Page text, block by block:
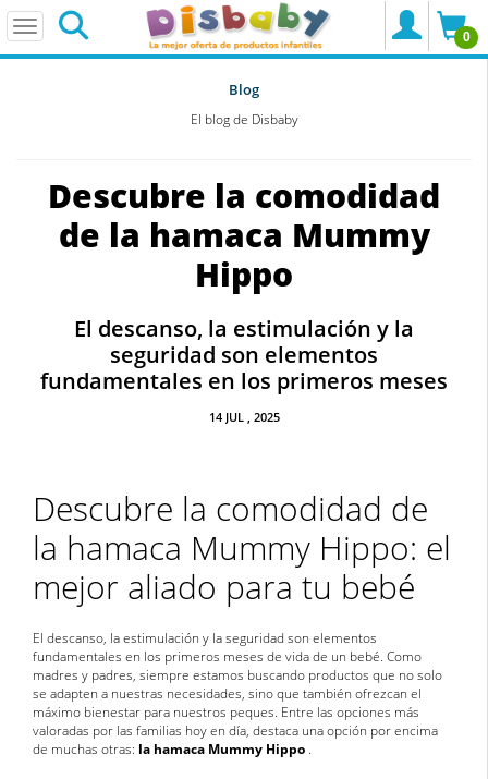
0
Blog
El blog de Disbaby
Descubre la comodidad
de la hamaca Mummy
Hippo
El descanso, la estimulación y la
seguridad son elementos
fundamentales en los primeros meses
14 JUL, 2025
Descubre la comodidad de
la hamaca Mummy Hippo: el
mejor aliado para tu bebé
El descanso, la estimulación y la seguridad son elementos
fundamentales en los primeros meses de vida de un bebé. Como
madres y padres, siempre estamos buscando productos que no solo
se adapten a nuestras necesidades, sino que también ofrezcan el
máximo bienestar para nuestros peques. Entre las opciones más
valoradas por las familias hoy en día, destaca una opción por encima
de muchas otras: la hamaca Mummy Hippo .